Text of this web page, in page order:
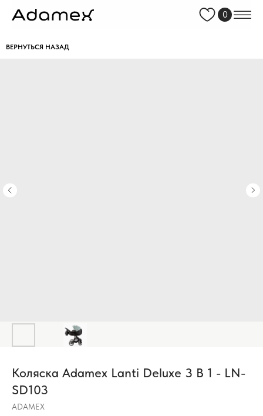
0
ВЕРНУТЬСЯ НАЗАД
Коляска Adamex Lanti Deluxe 3 В 1 - LN-
SD103
ADAMEX